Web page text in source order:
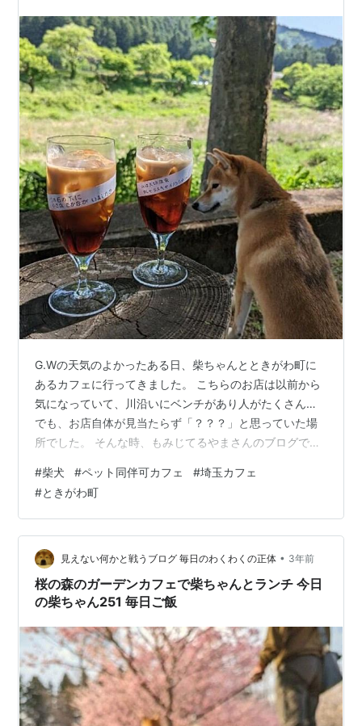
G.Wの天気のよかったある日、柴ちゃんとときがわ町に
あるカフェに行ってきました。 こちらのお店は以前から
気になっていて、川沿いにベンチがあり人がたくさん…
でも、お店自体が見当たらず「？？？」と思っていた場
所でした。 そんな時、もみじてるやまさんのブログでも
ました♪ こちらのブログで紹介されています。 「水出し
コーヒーロード」（水出しコーヒーを出してくれるカフ
ェが多い通り）のお話も別の記事でありますよ♪
momijiteruyama.com ＊勝手に紹介させて頂きました、
スミマセン💦 小物屋さん ときがわ町 いつも通り過ぎて
しまって、お店の存在…
#柴犬 #ペット同伴可カフェ #埼玉カフェ
#ときがわ町
見えない何かと戦うブログ 毎日のわくわくの正体 • 3年前
桜の森のガーデンカフェで柴ちゃんとランチ 今日
の柴ちゃん251 毎日ご飯